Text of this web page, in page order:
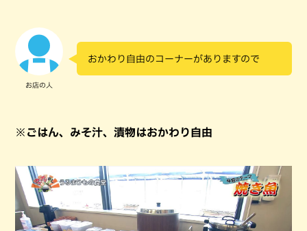
お店の人
おかわり自由のコーナーがありますので
※ごはん、みそ汁、漬物はおかわり自由